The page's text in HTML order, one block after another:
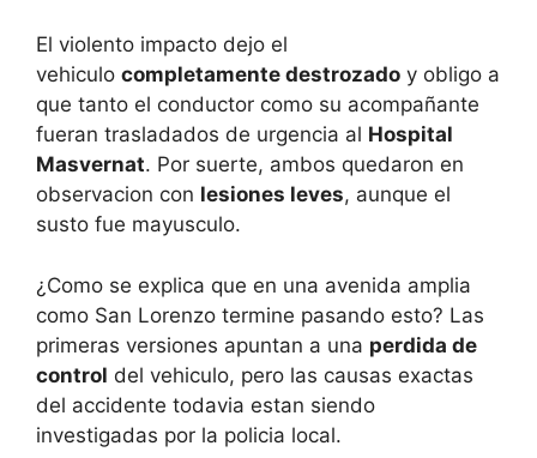
El violento impacto dejo el
vehiculo completamente destrozado y obligo a
que tanto el conductor como su acompañante
fueran trasladados de urgencia al Hospital
Masvernat. Por suerte, ambos quedaron en
observacion con lesiones leves, aunque el
susto fue mayusculo.
¿Como se explica que en una avenida amplia
como San Lorenzo termine pasando esto? Las
primeras versiones apuntan a una perdida de
control del vehiculo, pero las causas exactas
del accidente todavia estan siendo
investigadas por la policia local.